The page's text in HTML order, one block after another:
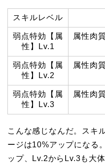
スキルレベル
弱点特効【属
性】Lv.1
属性肉
弱点特効【属
性】Lv.2
属性肉
弱点特効【属
性】Lv.3
属性肉
こんな感じなんだ。スキ
ージは10%アップになる
ップ、Lv.2からLv.3も大